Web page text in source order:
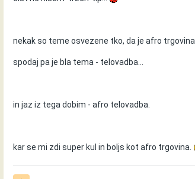
nekak so teme osvezene tko, da je afro trgovina..
spodaj pa je bla tema - telovadba...
in jaz iz tega dobim - afro telovadba.
kar se mi zdi super kul in boljs kot afro trgovina.